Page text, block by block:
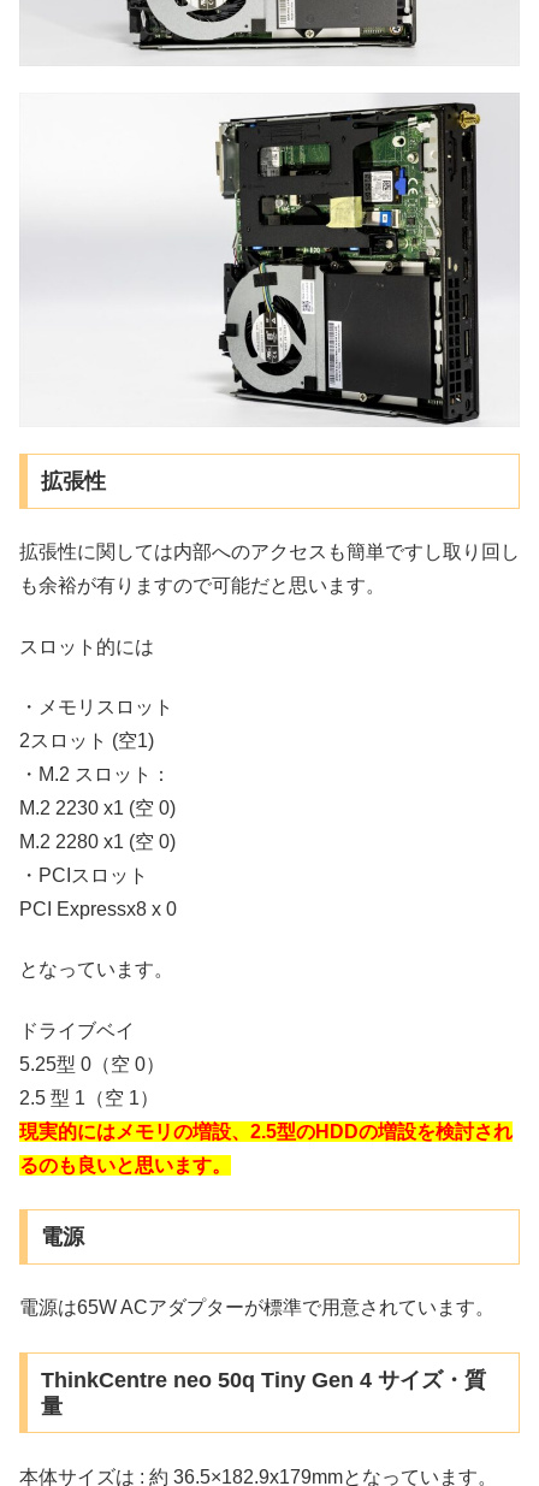
拡張性
拡張性に関しては内部へのアクセスも簡単ですし取り回し
も余裕が有りますので可能だと思います。
スロット的には
・メモリスロット
2スロット (空1)
・M.2 スロット：
M.2 2230 x1 (空 0)
M.2 2280 x1 (空 0)
・PCIスロット
PCI Expressx8 x 0
となっています。
ドライブベイ
5.25型 0（空 0）
2.5 型 1（空 1）
現実的にはメモリの増設、2.5型のHDDの増設を検討され
るのも良いと思います。
電源
電源は65W ACアダプターが標準で用意されています。
ThinkCentre neo 50q Tiny Gen 4 サイズ・質
量
本体サイズは : 約 36.5×182.9x179mmとなっています。